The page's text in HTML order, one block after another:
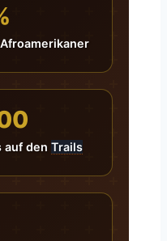
auf den Trails